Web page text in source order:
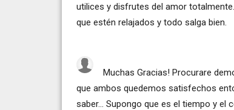
utilices y disfrutes del amor
que estén relajados y todo salga bien.
Muchas Gracias! Procurare
que ambos quedemos satisfechos
saber... Supongo que es el tiempo y